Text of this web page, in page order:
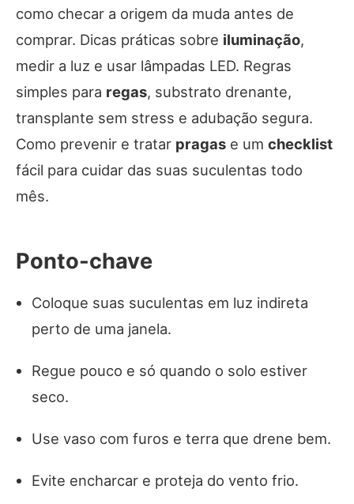
como checar a origem da muda antes de
comprar. Dicas práticas sobre iluminação,
medir a luz e usar lâmpadas LED. Regras
simples para regas, substrato drenante,
transplante sem stress e adubação segura.
Como prevenir e tratar pragas e um checklist
fácil para cuidar das suas suculentas todo
mês.
Ponto-chave
Coloque suas suculentas em luz indireta
perto de uma janela.
Regue pouco e só quando o solo estiver
seco.
Use vaso com furos e terra que drene bem.
Evite encharcar e proteja do vento frio.